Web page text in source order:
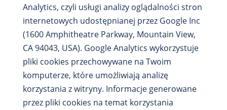
Analytics, czyli usługi analizy oglądalności stron
internetowych udostępnianej przez Google Inc
(1600 Amphitheatre Parkway, Mountain View,
CA 94043, USA). Google Analytics wykorzystuje
pliki cookies przechowywane na Twoim
komputerze, które umożliwiają analizę
korzystania z witryny. Informacje generowane
przez pliki cookies na temat korzystania